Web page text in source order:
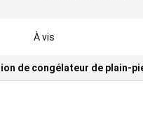
À vis
de congélateur de plain-